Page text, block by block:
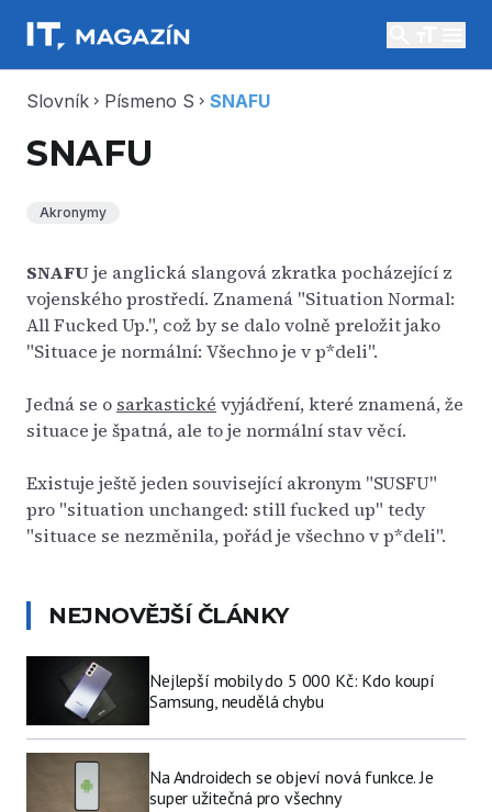
Slovník chevron_right Písmeno S chevron_right SNAFU
SNAFU
Akronymy
SNAFUje anglická slangová zkratka pocházející z
vojenského prostředí. Znamená "Situation Normal:
All Fucked Up.", což by se dalo volně preložit jako
"Situace je normální: Všechno je v p*deli".
Jedná se o sarkastické vyjádření, které znamená, že
situace je špatná, ale to je normální stav věcí.
Existuje ještě jeden související akronym "SUSFU"
pro "situation unchanged: still fucked up" tedy
"situace se nezměnila, pořád je všechno v p*deli".
NEJNOVĚJŠÍ ČLÁNKY
Nejlepší mobily do 5 000 Kč: Kdo koupí
Samsung, neudělá chybu
Na Androidech se objeví nová funkce. Je
super užitečná pro všechny